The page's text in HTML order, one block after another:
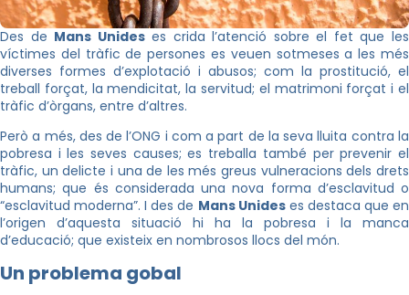
Des de Mans Unideses crida l’atenció sobre el fet que les
víctimes del tràfic de persones es veuen sotmeses a les més
diverses formes d’explotació i abusos; com la prostitució, el
treball forçat, la mendicitat, la servitud; el matrimoni forçat i el
tràfic d’òrgans, entre d’altres.
Però a més, des de l’ONG i com a part de la seva lluita contra la
pobresa i les seves causes; es treballa també per prevenir el
tràfic, un delicte i una de les més greus vulneracions dels drets
humans; que és considerada una nova forma d’esclavitud o
“esclavitud moderna”. I des de Mans Unideses destaca que en
l’origen d’aquesta situació hi ha la pobresa i la manca
d’educació; que existeix en nombrosos llocs del món.
Un problema gobal